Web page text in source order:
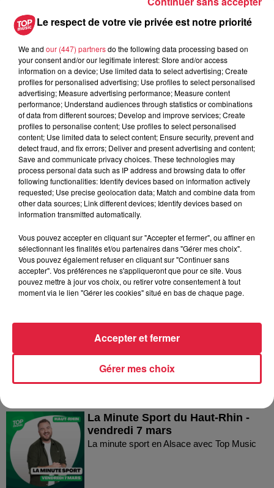
Les dernières infos sur la venue du
5 août 2026
Europa-Park : des précisons sur
l’après Euro-Mir
Dans la même série
La Minute Sport du Bas-Rhin -
vendredi 21 mars
La minute sport en Alsace avec Top Music
La Minute Sport du Haut-Rhin -
vendredi 21 mars
La Minute Sport du Haut-Rhin -
vendredi 7 mars
La minute sport en Alsace avec Top Music
Le respect de votre vie privée est notre priorité
We and our (447) partnersdo the following data processing based on
your consent and/or our legitimate interest: Store and/or access
information on a device; Use limited data to select advertising; Create
profiles for personalised advertising; Use profiles to select personalised
advertising; Measure advertising performance; Measure content
performance; Understand audiences through statistics or combinations
of data from different sources; Develop and improve services; Create
profiles to personalise content; Use profiles to select personalised
content; Use limited data to select content; Ensure security, prevent and
detect fraud, and fix errors; Deliver and present advertising and content;
Save and communicate privacy choices. These technologies may
process personal data such as IP address and browsing data to offer
following functionalities: Identify devices based on information actively
requested; Use precise geolocation data; Match and combine data from
other data sources; Link different devices; Identify devices based on
information transmitted automatically.
Vous pouvez accepter en cliquant sur "Accepter et fermer", ou affiner en
sélectionnant les finalités et/ou partenaires dans "Gérer mes choix".
Vous pouvez également refuser en cliquant sur "Continuer sans
accepter". Vos préférences ne s'appliqueront que pour ce site. Vous
pouvez mettre à jour vos choix, ou retirer votre consentement à tout
moment via le lien "Gérer les cookies" situé en bas de chaque page.
Gérer mes choix
Accepter et fermer